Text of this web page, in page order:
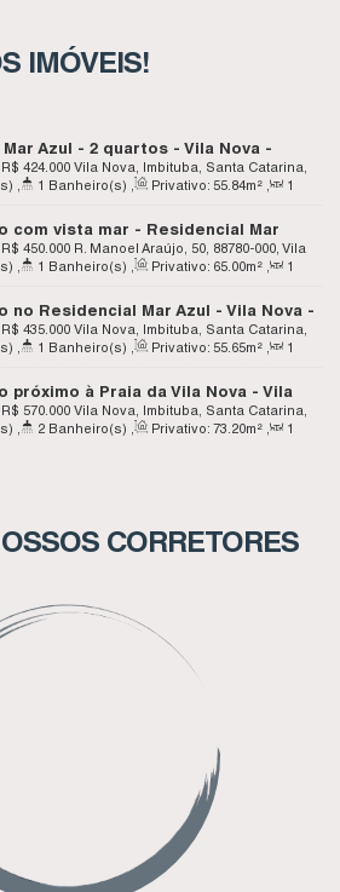
IMÓVEIS!
Azul - 2 quartos - Vila Nova -
R$ 424.000 Vila Nova, Imbituba, Santa Catarina,
1 Banheiro(s) Privativo: 55 .84m²
1
com vista mar - Residencial Mar
- Imbituba SC
R$ 450.000 R. Manoel Araújo, 50, 88780-000, Vila
Santa Catarina, Brasil
1 Banheiro(s) Privativo: 65 .00m²
1
no Residencial Mar Azul - Vila Nova -
R$ 435.000 Vila Nova, Imbituba, Santa Catarina,
1 Banheiro(s) Privativo: 55 .65m²
1
próximo à Praia da Vila Nova - Vila
SC
R$ 570.000 Vila Nova, Imbituba, Santa Catarina,
2 Banheiro(s) Privativo: 73 .20m²
1
CORRETORES